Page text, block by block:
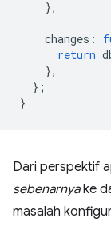
},
changes :
return
},
};
}
Dari perspektif
sebenarnyake
masalah